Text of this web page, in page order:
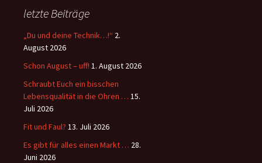
letzte Beiträge
„Du und deine Technik…!“ 2.
August 2026
Schon August – uff! 1. August 2026
Schraubt Euch ein bisschen
Lebensqualität in die Ohren … 15.
Juli 2026
Fit und Faul? 13. Juli 2026
Es gibt für alles einen Markt … 28.
Juni 2026